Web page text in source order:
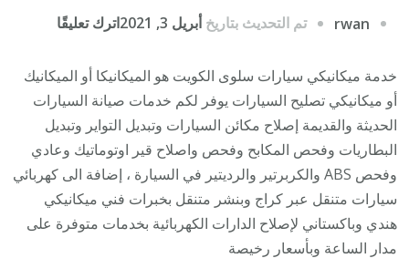
rwan تم التحديث بتاريخأبريل 3, 2021 اترك تعليقًا
سيارات
سلوى
/
/
خدمة
ميكانيكي
خدمة ميكانيكي سيارات سلوى الكويت هو الميكانيكا أو الميكانيك
أو ميكانيكي تصليح السيارات يوفر لكم خدمات صيانة السيارات
الحديثة والقديمة إصلاح مكائن السيارات وتبديل التواير وتبديل
البطاريات وفحص المكابح وفحص واصلاح قير اوتوماتيك وعادي
وفحص ABS والكربرتير والرديتير في السيارة ، إضافة الى كهربائي
سيارات متنقل عبر كراج وبنشر متنقل بخبرات فني ميكانيكي
هندي وباكستاني لإصلاح الدارات الكهربائية بخدمات متوفرة على
مدار الساعة وبأسعار رخيصة